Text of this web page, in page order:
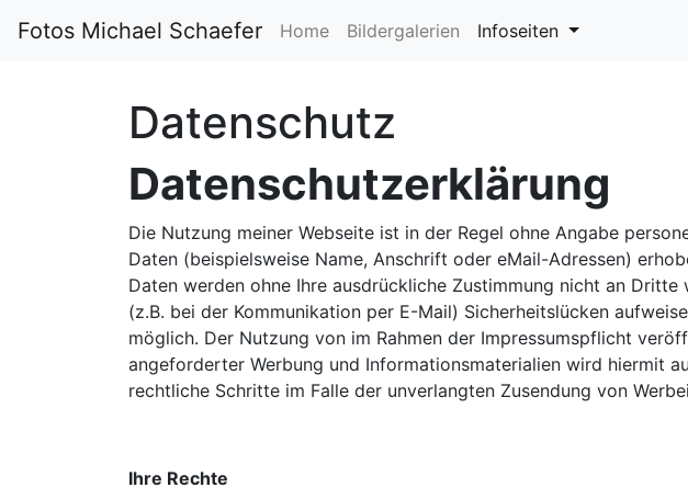
Fotos Michael Schaefer Home Bildergalerien Infoseiten
Datenschutz
Datenschutzerklärung
Die Nutzung meiner Webseite ist in der Regel ohne Angabe
Daten (beispielsweise Name, Anschrift oder eMail-Adressen)
Daten werden ohne Ihre ausdrückliche Zustimmung nicht an
(z.B. bei der Kommunikation per E-Mail) Sicherheitslücken
möglich. Der Nutzung von im Rahmen der Impressumspflicht
angeforderter Werbung und Informationsmaterialien wird hiermit
rechtliche Schritte im Falle der unverlangten Zusendung von
Ihre Rechte